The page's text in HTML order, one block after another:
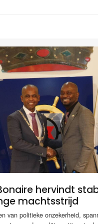
hervindt
machtsstrijd
van politieke onzekerheid,